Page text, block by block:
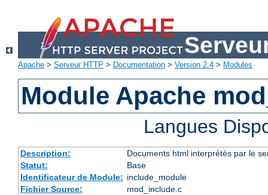
Apache > Serveur HTTP > Documentation > Version 2.4 > Modules
Module Apache
Langues
Description:
Documents html interprétés par le
Statut:
Base
Identificateur de Module: include_module
Fichier Source:
mod_include.c